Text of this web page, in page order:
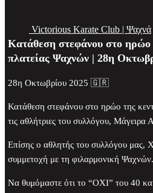
Victorious Karate Club | Ψαχνά
Κατάθεση στεφάνου στο ηρώο
πλατείας Ψαχνών | 28η
28η Οκτωβρίου 2025 🇬🇷
Κατάθεση στεφάνου στο ηρώο της
τις αθλήτριες του συλλόγου, Μάγειρα
Επίσης ο αθλητής του συλλόγου μας,
συμμετοχή με τη φιλαρμονική Ψαχνών.
Να θυμόμαστε ότι το “ΟΧΙ” του 40